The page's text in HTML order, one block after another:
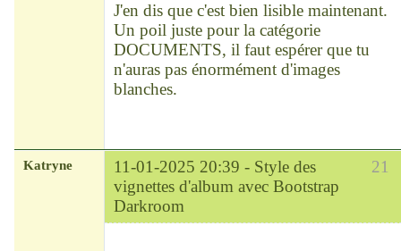
J'en dis que c'est bien lisible maintenant.
Un poil juste pour la catégorie
DOCUMENTS, il faut espérer que tu
n'auras pas énormément d'images
blanches.
21
Katryne 11-01-2025 20:39 - Style des
vignettes d'album avec Bootstrap
Darkroom